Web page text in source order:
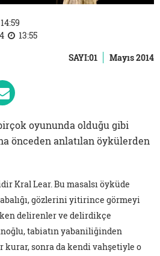
14:59
13:55
SAYI:01 Mayıs 2014
oyununda olduğu gibi
önceden anlatılan öykülerden
Kral Lear. Bu masalsı öyküde
gözlerini yitirince görmeyi
delirenler ve delirdikçe
tabiatın yabaniliğinden
sonra da kendi vahşetiyle o